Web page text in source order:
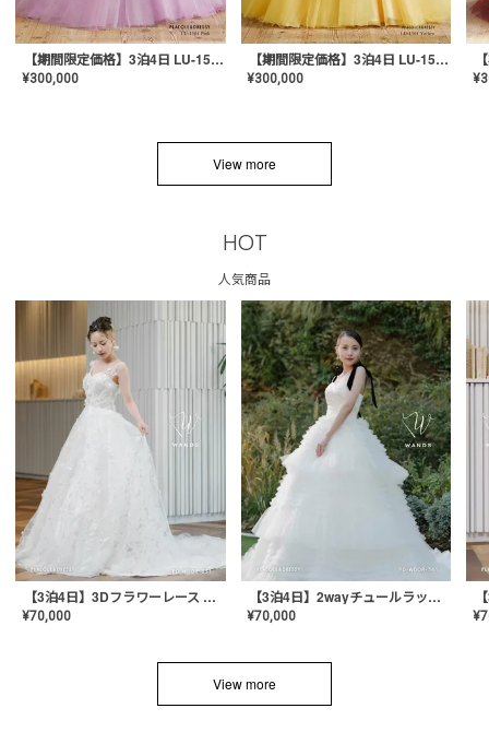
【期間限定価格】3泊4日 LU-1501(Pink)
¥300,000
【期間限定価格】3泊4日 LU-1501(Yellow)
¥300,000 ¥
View more
HOT
人気商品
【3泊4日】3Dフラワーレース ドレス〈PD-WDOR-331〉
¥70,000
【3泊4日】2wayチュールラッフルドレス〈PD-WDOR-341RTL〉
¥70,000 ¥
View more